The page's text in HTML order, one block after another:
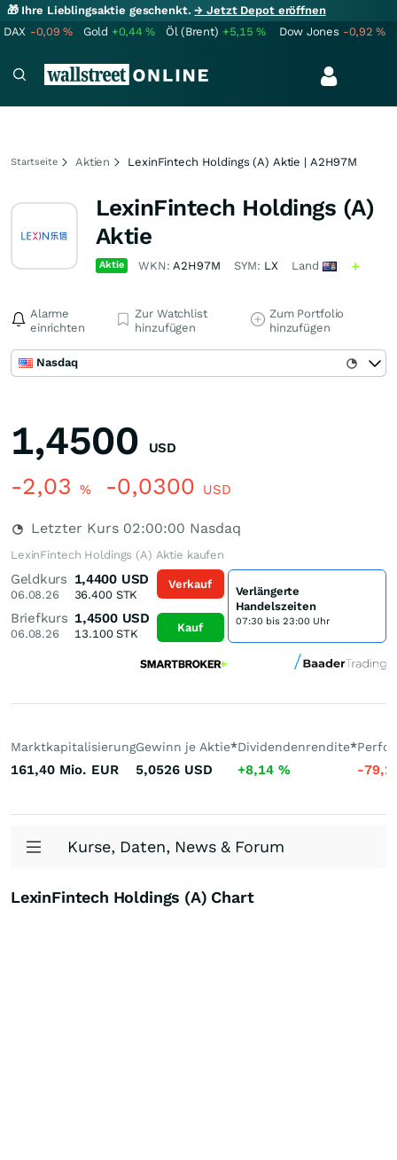
🎁 Ihre Lieblingsaktie geschenkt.→ Jetzt Depot eröffnen
DAX -0,09% Gold +0,44% Öl (Brent) +5,15% Dow Jones -0,92%
Startseite Aktien LexinFintech Holdings (A) Aktie | A2H97M
LexinFintech Holdings (A)
Aktie
Aktie WKN:A2H97M SYM: LX Land
Alarme
einrichten
Zur Watchlist
hinzufügen
Zum Portfolio
hinzufügen
Nasdaq
1,4500 USD
-2,03 % -0,0300 USD
Letzter Kurs 02:00:00 Nasdaq
LexinFintech Holdings (A) Aktie kaufen
Geldkurs
06.08.26
1,4400 USD
36.400STK
Briefkurs
06.08.26
1,4500 USD
13.100STK
Verkauf
Kauf
Verlängerte
Handelszeiten
07:30 bis 23:00 Uhr
Marktkapitalisierung
161,40 Mio. EUR
Gewinn je Aktie*
5,0526 USD
Dividendenrendite*
+8,14 % -
Kurse, Daten, News & Forum
LexinFintech Holdings (A) Chart